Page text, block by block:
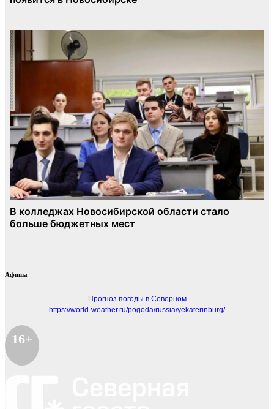
Афиша
Прогноз погоды в Северном
https://world-weather.ru/pogoda/russia/yekaterinburg/
16+